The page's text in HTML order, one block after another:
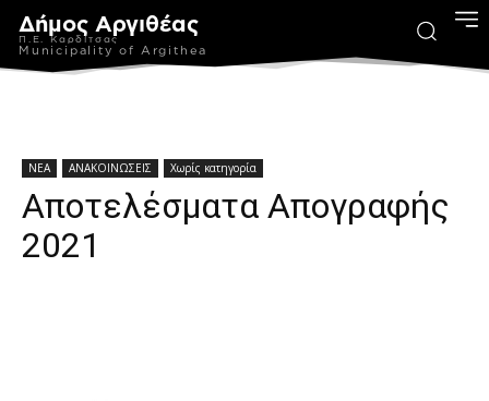
Δήμος Αργιθέας
Π.Ε. Καρδίτσας
Municipality of Argithea
ΝΕΑ ΑΝΑΚΟΙΝΩΣΕΙΣ Χωρίς κατηγορία
Αποτελέσματα Απογραφής
2021